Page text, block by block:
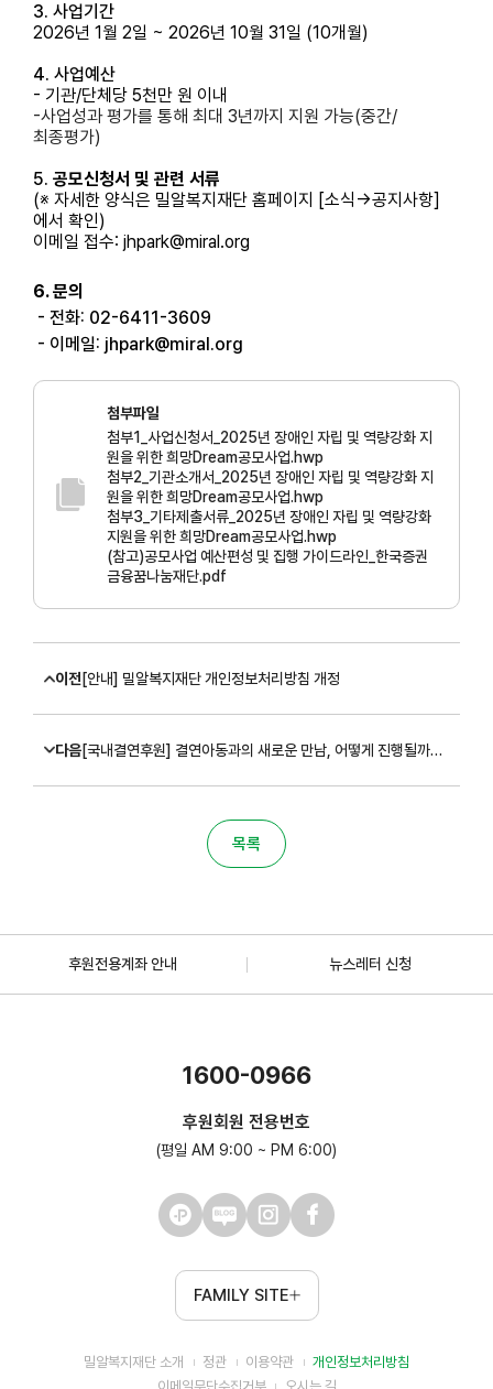
3. 사업기간
2026년 1월 2일 ~ 2026년 10월 31일 (10개월)
4. 사업예산
- 기관/단체당 5천만 원 이내
-사업성과 평가를 통해 최대 3년까지 지원 가능(중간/
최종평가)
5. 공모신청서 및 관련 서류
(※ 자세한 양식은 밀알복지재단 홈페이지 [소식→공지사항]
에서 확인)
이메일 접수: jhpark@miral.org
6. 문의
- 전화: 02-6411-3609
- 이메일: jhpark@miral.org
첨부파일
첨부1_사업신청서_2025년 장애인 자립 및 역량강화 지
원을 위한 희망Dream공모사업.hwp
첨부2_기관소개서_2025년 장애인 자립 및 역량강화 지
원을 위한 희망Dream공모사업.hwp
첨부3_기타제출서류_2025년 장애인 자립 및 역량강화
지원을 위한 희망Dream공모사업.hwp
(참고)공모사업 예산편성 및 집행 가이드라인_한국증권
금융꿈나눔재단.pdf
이전[안내] 밀알복지재단 개인정보처리방침 개정
다음 [국내결연후원] 결연아동과의 새로운 만남, 어떻게 진행될까요?
목록
후원전용계좌 안내 뉴스레터 신청
1600-0966
후원회원 전용번호
(평일 AM 9:00 ~ PM 6:00)
FAMILY SITE
밀알복지재단 소개 정관 이용약관
개인정보처리방침